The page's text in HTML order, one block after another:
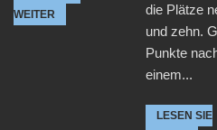
WEITER
die Plätze
und zehn.
Punkte
einem...
LESEN SIE